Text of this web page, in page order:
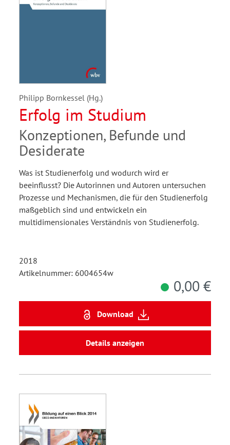
Philipp Bornkessel (Hg.)
Erfolg im Studium
Konzeptionen, Befunde und
Desiderate
Was ist Studienerfolg und wodurch wird er
beeinflusst? Die Autorinnen und Autoren untersuchen
Prozesse und Mechanismen, die für den Studienerfolg
maßgeblich sind und entwickeln ein
multidimensionales Verständnis von Studienerfolg.
2018
Artikelnummer: 6004654w
0,00 €
Download
Details anzeigen